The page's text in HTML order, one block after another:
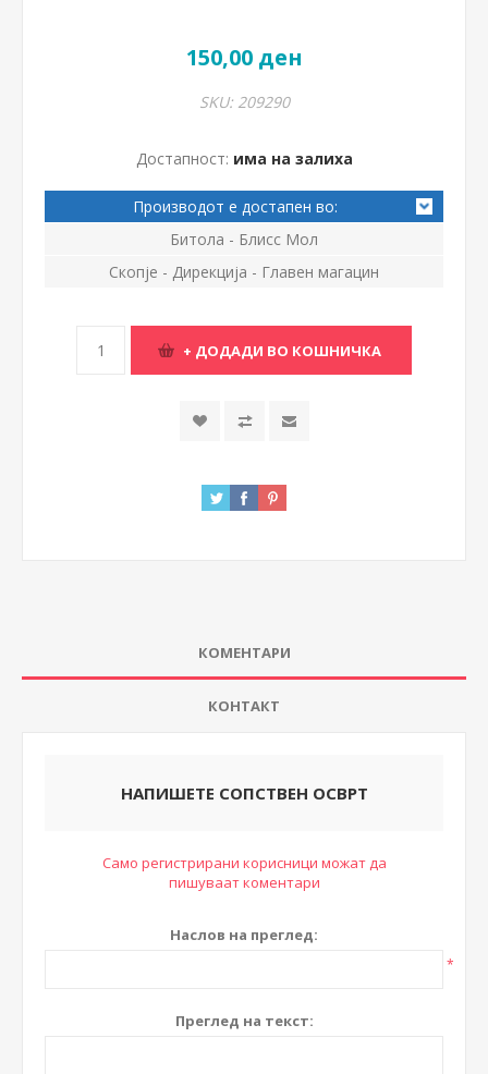
150,00 ден
SKU: 209290
Достапност: има на залиха
Производот е достапен во:
Битола - Блисс Мол
Скопје - Дирекција - Главен магацин
КОМЕНТАРИ
КОНТАКТ
НАПИШЕТЕ СОПСТВЕН ОСВРТ
Само регистрирани корисници можат да
пишуваат коментари
Наслов на преглед:
*
Преглед на текст: